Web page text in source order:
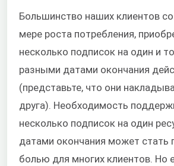
Большинство наших клиентов
мере роста потребления,
несколько подписок на один и
разными датами окончания
(представьте, что они
друга). Необходимость
несколько подписок на один
датами окончания может стать
болью для многих клиентов. Но